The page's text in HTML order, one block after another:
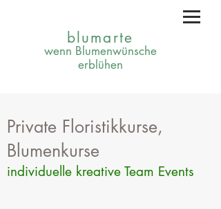
blumarte
wenn Blumenwünsche
erblühen
Private Floristikkurse,
Blumenkurse
individuelle kreative Team Events